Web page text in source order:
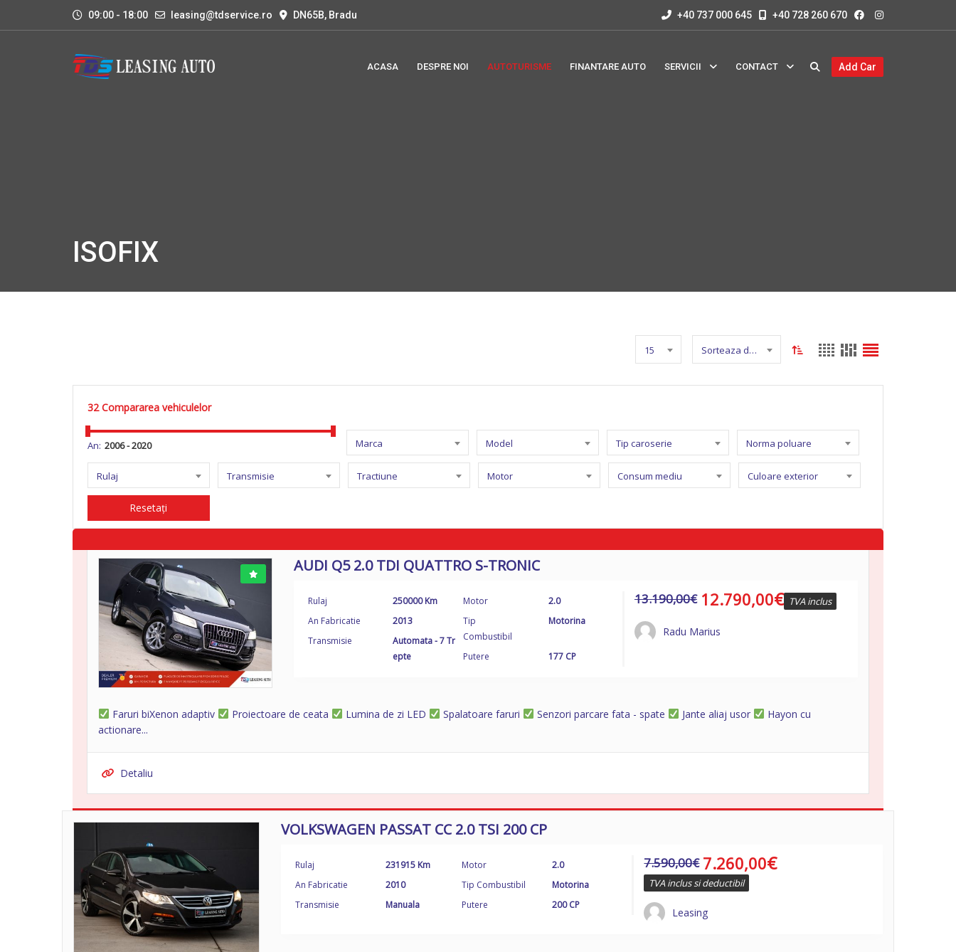
09:00 - 18:00 leasing@tdservice.ro DN65B, Bradu +40 737 000 645 +40 728 260 670
ACASA DESPRE NOI AUTOTURISME FINANTARE AUTO SERVICII CONTACT Add Car
ISOFIX
15 Sorteaza dupa nume
32 Compararea vehiculelor
An: Marca Model Tip caroserie Norma poluare
Rulaj Transmisie Tractiune Motor Consum mediu Culoare exterior
Resetați
AUDI Q5 2.0 TDI QUATTRO S-TRONIC
Rulaj
250000 Km
An Fabricatie
2013
Transmisie
Automata - 7 Tr
epte
Motor
2.0
Tip
Combustibil
Motorina
Putere 177 CP
13.190,00€ 12.790,00€ TVA inclus
Radu Marius
Faruri biXenon adaptiv Proiectoare de ceata Lumina de zi LED Spalatoare faruri Senzori parcare fata - spate Jante aliaj usor
Hayon cu
actionare...
Detaliu
VOLKSWAGEN PASSAT CC 2.0 TSI 200 CP
Rulaj
231915 Km
An Fabricatie
2010
Transmisie
Manuala
Motor
2.0
Tip Combustibil
Motorina
Putere
200 CP
7.590,00€ 7.260,00€
TVA inclus si deductibil
Leasing